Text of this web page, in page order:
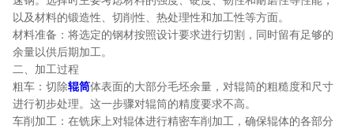
以及材料的锻造性、切削性、热处理性和加工性等方面。
材料准备：将选定的钢材按照设计要求进行切割，同时留有足够的
余量以供后期加工。
二、加工过程
粗车：切除辊筒体表面的大部分毛坯余量，对辊筒的粗糙度和尺寸
进行初步处理。这一步骤对辊筒的精度要求不高。
车削加工：在铣床上对辊体进行精密车削加工，确保辊体的各部分